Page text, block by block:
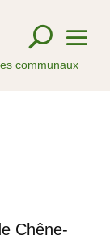
communaux
Chêne-